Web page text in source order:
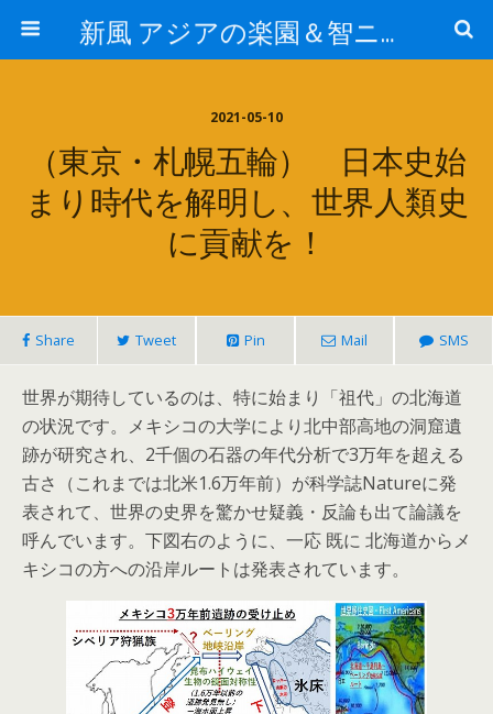
新風 アジアの楽園＆智ニア来富
2021-05-10
（東京・札幌五輪） 日本史始
まり時代を解明し、世界人類史
に貢献を！
Share Tweet Pin Mail SMS
世界が期待しているのは、特に始まり「祖代」の北海道
の状況です。メキシコの大学により北中部高地の洞窟遺
跡が研究され、2千個の石器の年代分析で3万年を超える
古さ（これまでは北米1.6万年前）が科学誌Natureに発
表されて、世界の史界を驚かせ疑義・反論も出て論議を
呼んでいます。下図右のように、一応 既に 北海道からメ
キシコの方への沿岸ルートは発表されています。